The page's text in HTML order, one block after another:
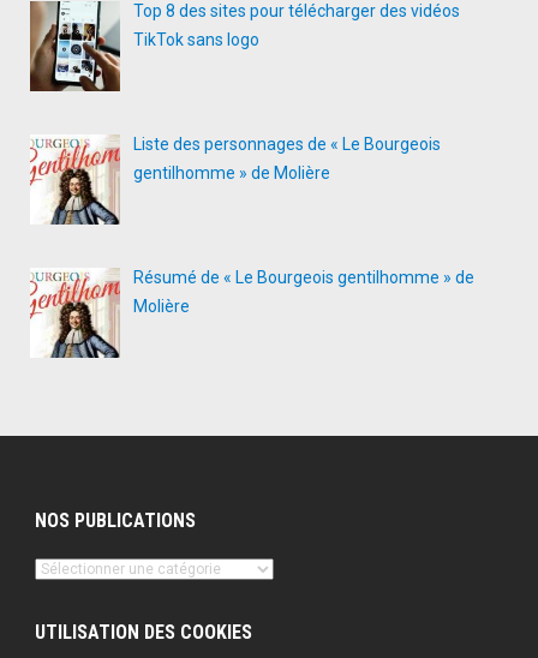
Top 8 des sites pour télécharger des vidéos
TikTok sans logo
Liste des personnages de « Le Bourgeois
gentilhomme » de Molière
Résumé de « Le Bourgeois gentilhomme » de
Molière
NOS PUBLICATIONS
Nos
UTILISATION DES COOKIES